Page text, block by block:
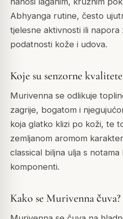
Abhyanga rutine, često
tjelesne aktivnosti ili napora
podatnosti kože i udova.
Koje su senzorne
Murivenna se odlikuje
zagrije, bogatom i
koja glatko klizi po koži, te
zemljanom aromom
classical biljna ulja s
komponenti.
Kako se Murivenna čuva?